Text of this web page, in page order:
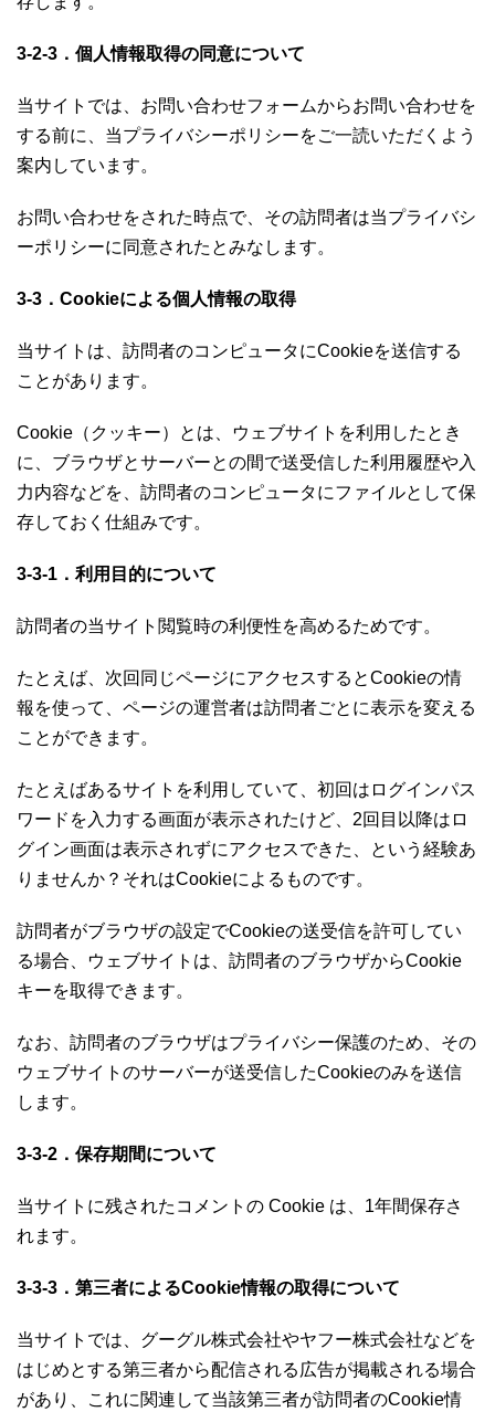
3-2-3．個人情報取得の同意について
当サイトでは、お問い合わせフォームからお問い合わせを
する前に、当プライバシーポリシーをご一読いただくよう
案内しています。
お問い合わせをされた時点で、その訪問者は当プライバシ
ーポリシーに同意されたとみなします。
3-3．Cookieによる個人情報の取得
当サイトは、訪問者のコンピュータにCookieを送信する
ことがあります。
Cookie（クッキー）とは、ウェブサイトを利用したとき
に、ブラウザとサーバーとの間で送受信した利用履歴や入
力内容などを、訪問者のコンピュータにファイルとして保
存しておく仕組みです。
3-3-1．利用目的について
訪問者の当サイト閲覧時の利便性を高めるためです。
たとえば、次回同じページにアクセスするとCookieの情
報を使って、ページの運営者は訪問者ごとに表示を変える
ことができます。
たとえばあるサイトを利用していて、初回はログインパス
ワードを入力する画面が表示されたけど、2回目以降はロ
グイン画面は表示されずにアクセスできた、という経験あ
りませんか？それはCookieによるものです。
訪問者がブラウザの設定でCookieの送受信を許可してい
る場合、ウェブサイトは、訪問者のブラウザからCookie
キーを取得できます。
なお、訪問者のブラウザはプライバシー保護のため、その
ウェブサイトのサーバーが送受信したCookieのみを送信
します。
3-3-2．保存期間について
当サイトに残されたコメントの Cookie は、1年間保存さ
れます。
3-3-3．第三者によるCookie情報の取得について
当サイトでは、グーグル株式会社やヤフー株式会社などを
はじめとする第三者から配信される広告が掲載される場合
があり、これに関連して当該第三者が訪問者のCookie情